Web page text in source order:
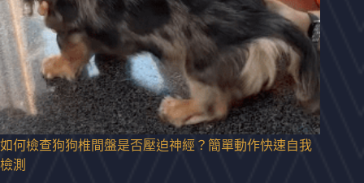
如何檢查狗狗椎間盤是否壓迫神經？簡單動作快速自我
檢測